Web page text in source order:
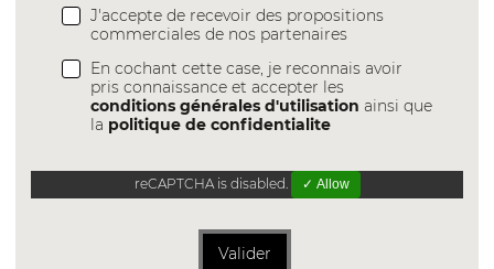
J'accepte de recevoir des propositions
commerciales de nos partenaires
En cochant cette case, je reconnais avoir
pris connaissance et accepter les
conditions générales d'utilisation ainsi que
la politique de confidentialite
reCAPTCHA is disabled. ✓ Allow
Valider